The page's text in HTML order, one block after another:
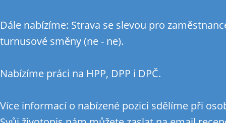
Dále nabízíme: Strava se slevou pro
turnusové směny (ne - ne).
Nabízíme práci na HPP, DPP i DPČ.
Více informací o nabízené pozici sdělíme při